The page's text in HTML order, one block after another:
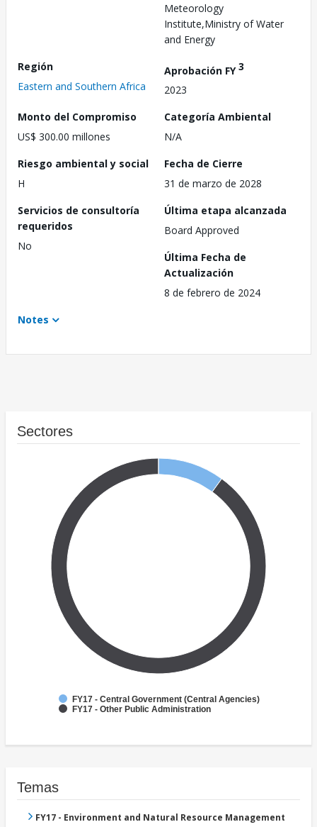
Meteorology
Institute,Ministry of Water
and Energy
Región
Eastern and Southern Africa
Aprobación FY3
2023
Monto del Compromiso
US$ 300.00 millones
Categoría Ambiental
N/A
Riesgo ambiental y social
H
Fecha de Cierre
31 de marzo de 2028
Servicios de consultoría
requeridos
No
Última etapa alcanzada
Board Approved
Última Fecha de
Actualización
8 de febrero de 2024
Notes
Sectores
FY17 - Central Government (Central Agencies)
FY17 - Other Public Administration
Temas
FY17 - Environment and Natural Resource Management